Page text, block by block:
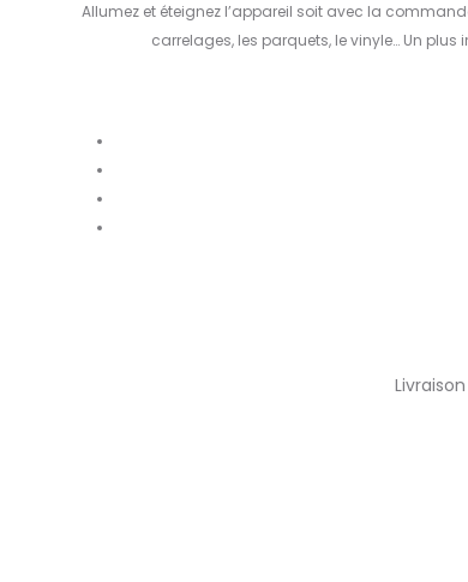
Allumez et éteignez l’appareil soit avec la
carrelages, les parquets, le vinyle… Un